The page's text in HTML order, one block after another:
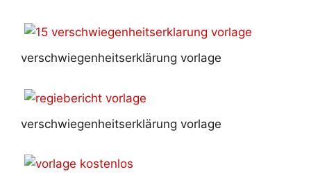
verschwiegenheitserklärung vorlage
verschwiegenheitserklärung vorlage